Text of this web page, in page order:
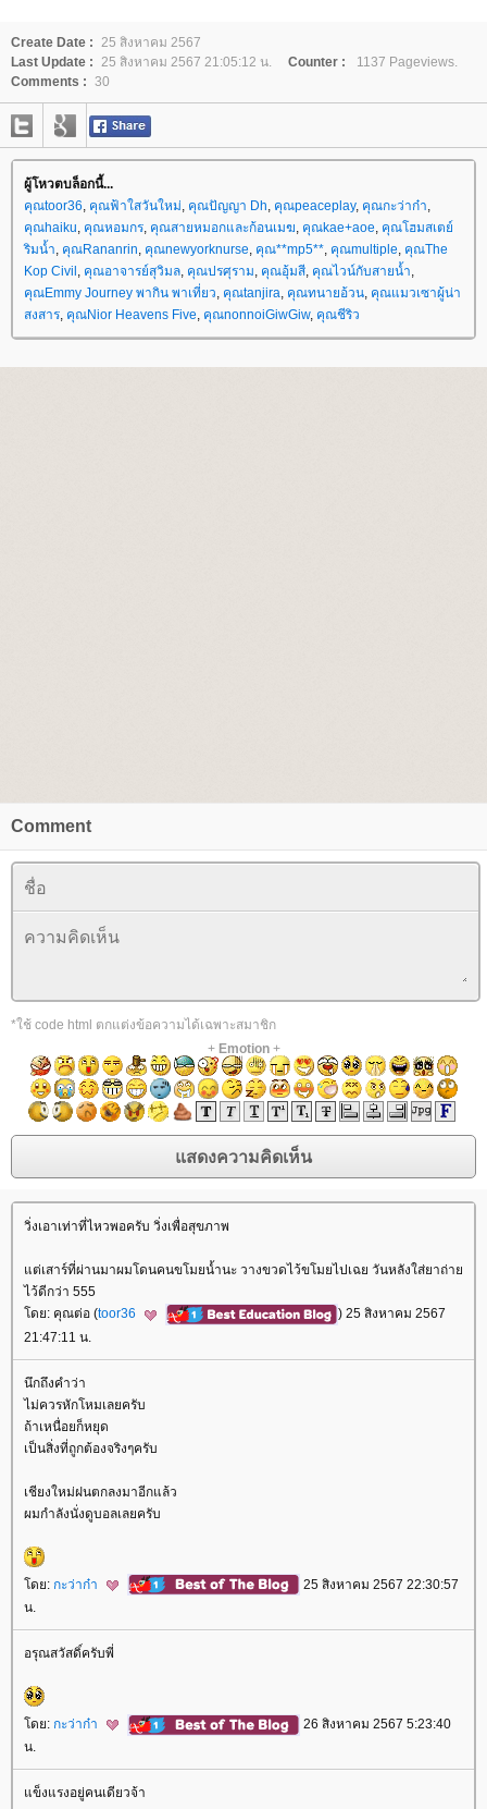
Create Date : 25 สิงหาคม 2567
Last Update : 25 สิงหาคม 2567 21:05:12 น. Counter :
1137 Pageviews.
Comments : 30
ผู้โหวตบล็อกนี้...
คุณtoor36, คุณฟ้าใสวันใหม่, คุณปัญญา Dh, คุณpeaceplay, คุณกะว่าก๋า,
คุณhaiku, คุณหอมกร, คุณสายหมอกและก้อนเมฆ, คุณkae+aoe, คุณโฮมสเตย์
ริมน้ำ, คุณRananrin, คุณnewyorknurse, คุณ**mp5**, คุณmultiple, คุณThe
Kop Civil , คุณอาจารย์สุวิมล, คุณปรศุราม, คุณอุ้มสี, คุณไวน์กับสายน้ำ,
คุณEmmy Journey พากิน พาเที่ยว, คุณtanjira, คุณทนายอ้วน, คุณแมวเซาผู้น่า
สงสาร, คุณNior Heavens Five, คุณnonnoiGiwGiw, คุณชีริว
Comment
*ใช้ code html ตกแต่งข้อความได้เฉพาะสมาชิก
+ Emotion+
วิ่งเอาเท่าที่ไหวพอครับ วิ่งเพื่อสุขภาพ
ต่เสาร์ที่ผ่านมาผมโดนคนขโมยน้ำนะ วางขวดไว้ขโมยไปเฉย วันหลังใส่ยาถ่า
ไว้ดีกว่า 555
ดย: คุณต่อ (toor36
) 25 สิงหาคม 2567
21:47:11 น.
นึกถึงคำว่า
ไม่ควรหักโหมเลยครับ
ถ้าเหนื่อยก็หยุด
เป็นสิ่งที่ถูกต้องจริงๆครับ
เชียงใหม่ฝนตกลงมาอีกแล้ว
ผมกำลังนั่งดูบอลเลยครับ
ดย: กะว่าก๋า
25 สิงหาคม 2567 22:30:57
น.
อรุณสวัสดิ์ครับพี่
ดย: กะว่าก๋า
26 สิงหาคม 2567 5:23:40
น.
ข็งแรงอยู่คนเดียวจ้า